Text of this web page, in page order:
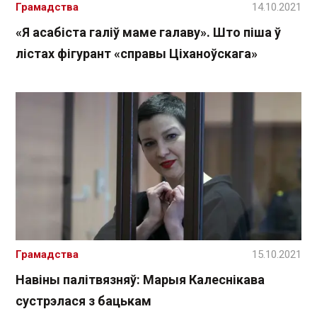
«Я асабіста галіў маме галаву». Што піша ў
лістах фігурант «справы Ціханоўскага»
Грамадства 14.10.2021
Навіны палітвязняў: Марыя Калеснікава
сустрэлася з бацькам
Грамадства 15.10.2021